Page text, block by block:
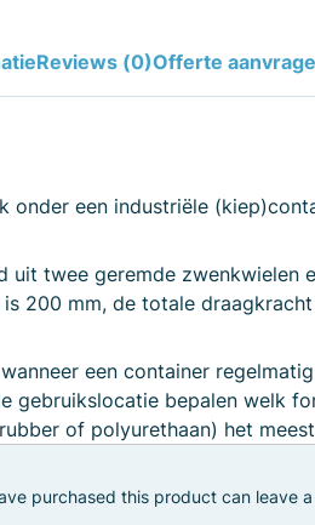
Reviews (0)Offerte
onder een industriële
uit twee geremde zwenkwielen
200 mm, de totale
een container
gebruikslocatie bepalen welk
of polyurethaan) het
purchased this product can leave a